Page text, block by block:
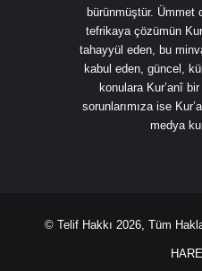
bürünmüştür. Ümmet
tefrikaya çözümün
tahayyül eden, bu
kabul eden, güncel,
konulara Kur’anî
sorunlarımıza ise
medya
© Telif Hakkı 2026, Tüm